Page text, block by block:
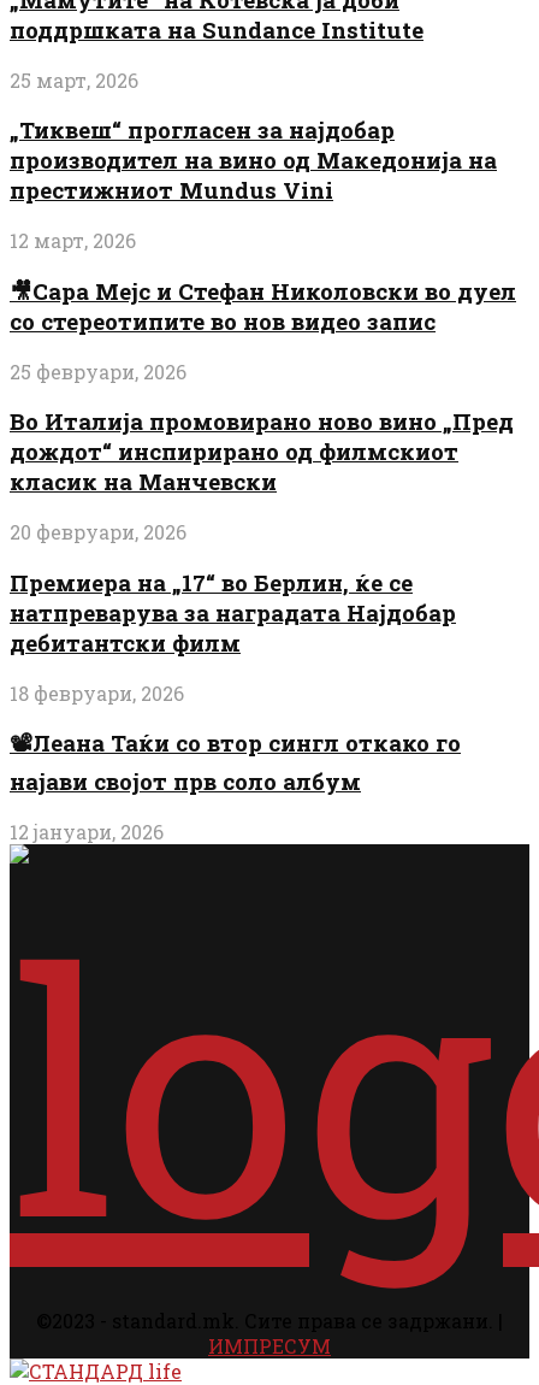
поддршката на Sundance Institute
25 март, 2026
„Тиквеш“ прогласен за најдобар
производител на вино од Македонија на
престижниот Mundus Vini
12 март, 2026
🎥Сара Мејс и Стефан Николовски во дуел
со стереотипите во нов видео запис
25 февруари, 2026
Во Италија промовирано ново вино „Пред
дождот“ инспирирано од филмскиот
класик на Манчевски
20 февруари, 2026
Премиера на „17“ во Берлин, ќе се
натпреварува за наградата Најдобар
дебитантски филм
18 февруари, 2026
📽️Леана Таќи со втор сингл откако го
најави својот прв соло албум
12 јануари, 2026
ИМПРЕСУМ
Facebook
Instagram
Email
Rss